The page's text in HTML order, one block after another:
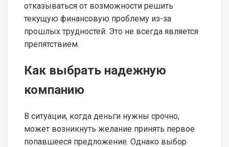
отказываться от возможности решить
текущую финансовую проблему из-за
прошлых трудностей. Это не всегда является
препятствием.
Как выбрать надежную
компанию
В ситуации, когда деньги нужны срочно,
может возникнуть желание принять первое
попавшееся предложение. Однако выбор